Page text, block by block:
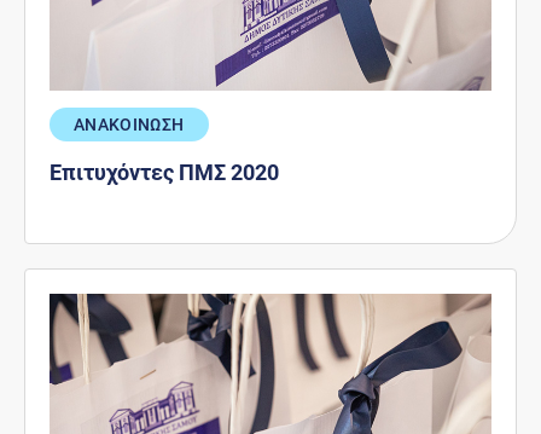
ΑΝΑΚΟΙΝΩΣΗ
Επιτυχόντες ΠΜΣ 2020